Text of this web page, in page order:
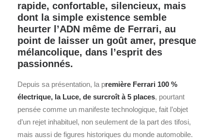
rapide, confortable, silencieux, mais
dont la simple existence semble
heurter l’ADN même de Ferrari, au
point de laisser un goût amer, presque
mélancolique, dans l’esprit des
passionnés.
Depuis sa présentation, la première Ferrari 100 %
électrique, la Luce, de surcroît à 5 places, pourtant
pensée comme un manifeste technologique, fait l’objet
d’un rejet inhabituel, non seulement de la part des tifosi,
mais aussi de figures historiques du monde automobile.